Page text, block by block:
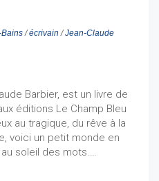
/écrivain /Jean-Claude
Barbier, est un livre de
éditions Le Champ Bleu
au tragique, du rêve à la
voici un petit monde en
soleil des mots.…